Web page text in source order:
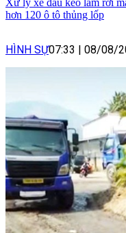
hơn 120 ô tô thủng lốp
HÌNH SỰ07:33 | 08/08/